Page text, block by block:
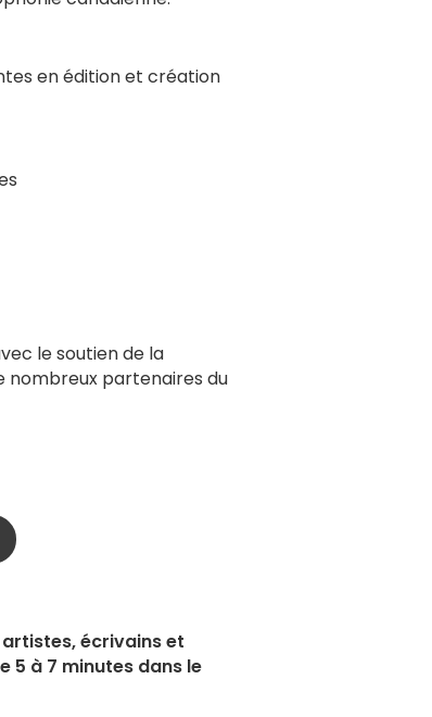
en édition et création
le soutien de la
nombreux partenaires du
écrivains et
5 à 7 minutes dans le